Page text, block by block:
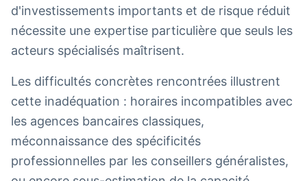
d'investissements importants et de risque réduit
nécessite une expertise particulière que seuls les
acteurs spécialisés maîtrisent.
Les difficultés concrètes rencontrées illustrent
cette inadéquation : horaires incompatibles avec
les agences bancaires classiques,
méconnaissance des spécificités
professionnelles par les conseillers généralistes,